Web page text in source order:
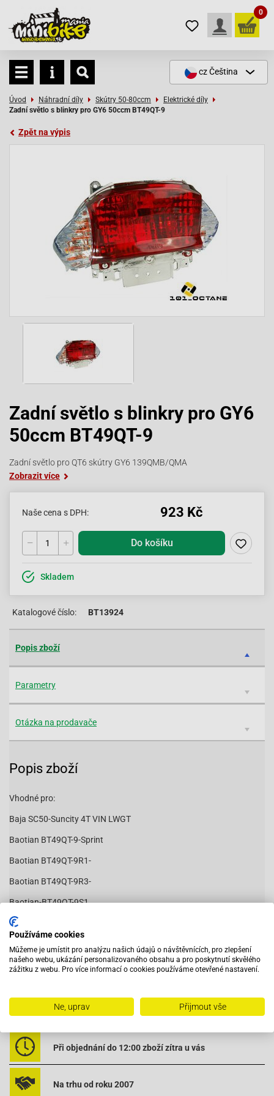
0
czČeština
Úvod Náhradní díly Skútry 50-80ccm
Elektrické díly
Zadní světlo s blinkry pro GY6 50ccm BT49QT-9
Zpět na výpis
Zadní světlo s blinkry pro GY6
50ccm BT49QT-9
Zadní světlo pro QT6 skútry GY6 139QMB/QMA
Zobrazit více
Naše cena s DPH: 923 Kč
Do košíku
Skladem
Katalogové číslo: BT13924
Popis zboží
Parametry
Otázka na prodavače
Popis zboží
Vhodné pro:
Baja SC50-Suncity 4T VIN LWGT
Baotian BT49QT-9-Sprint
Baotian BT49QT-9R1-
Baotian BT49QT-9R3-
Baotian-BT49QT-9S1
Baotian-BT49QT-9S3
Benzhou-City Star (YY50QT)
Buffalo Wind 50
Eppel GMX-50 4-Takt
Explorer (A.T.)-City Star (YY50QT)
Explorer (A.T.)-Level 100 (ZS50QT)
Čítať viac
Vybavený servis s odborným vyškoleným personálem
Při objednání do 12:00 zboží zítra u vás
Na trhu od roku 2007
Používáme cookies
Můžeme je umístit pro analýzu našich údajů o návštěvnících, pro zlepšení
našeho webu, ukázání personalizovaného obsahu a pro poskytnutí skvělého
zážitku z webu. Pro více informací o cookies používáme otevřené nastavení.
Ne, uprav Přijmout vše